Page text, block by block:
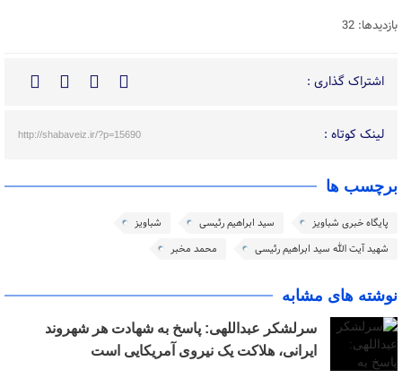
بازدیدها: 32
اشتراک گذاری :
لینک کوتاه : http://shabaveiz.ir/?p=15690
برچسب ها
پایگاه خبری شباویز سید ابراهیم رئیسی
شباویز
شهید آیت الله سید ابراهیم رئیسی
محمد مخبر
نوشته های مشابه
سرلشکر عبداللهی: پاسخ به شهادت هر شهروند
ایرانی، هلاکت یک نیروی آمریکایی است